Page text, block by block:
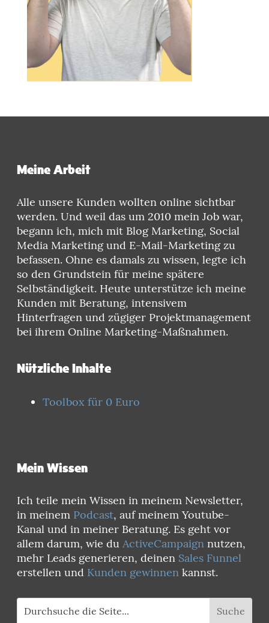
Meine Arbeit
Alle unsere Kunden wollten online sichtbar
werden. Und weil das um 2010 mein Job war,
begann ich, mich mit Blog Marketing, Social
Media Marketing und E-Mail-Marketing zu
befassen. Ohne es damals zu wissen, legte ich
so den Grundstein für meine spätere
Selbständigkeit. Heute unterstütze ich meine
Kunden mit Beratung, intensivem
Hinterfragen und zügiger Projektmanagement
bei ihrem Online Marketing-Maßnahmen.
Nützliche Inhalte
Toolbox für 0 Euro
Mein Wissen
Ich teile mein Wissen in meinem Newsletter,
in meinem Podcast, auf meinem Youtube-
Kanal und in meiner Beratung. Es geht vor
allem darum, wie du ActiveCampaign nutzen,
mehr Leads generieren, deinen Sales Funnel
erstellen und Kunden gewinnen kannst.